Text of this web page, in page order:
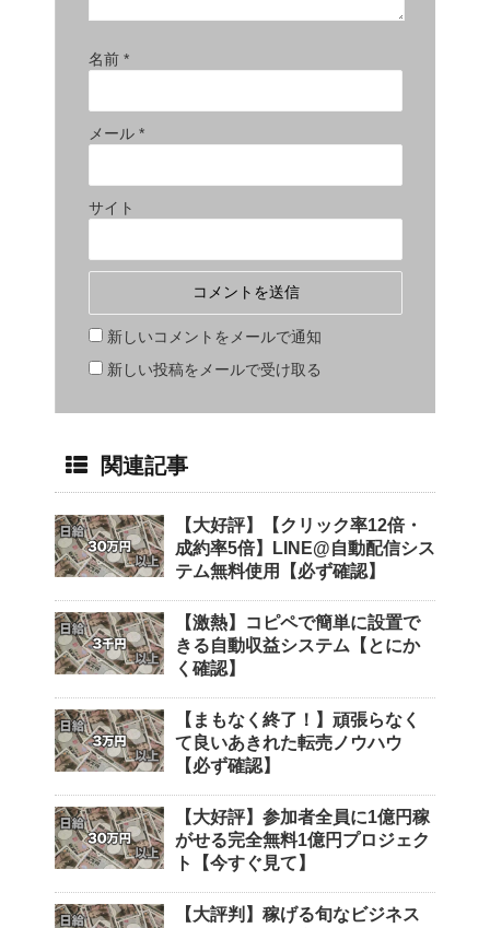
名前 *
メール *
サイト
新しいコメントをメールで通知
新しい投稿をメールで受け取る
関連記事
【大好評】【クリック率12倍・
成約率5倍】LINE@自動配信シス
テム無料使用【必ず確認】
【激熱】コピペで簡単に設置で
きる自動収益システム【とにか
く確認】
【まもなく終了！】頑張らなく
て良いあきれた転売ノウハウ
【必ず確認】
【大好評】参加者全員に1億円稼
がせる完全無料1億円プロジェク
ト【今すぐ見て】
【大評判】稼げる旬なビジネス